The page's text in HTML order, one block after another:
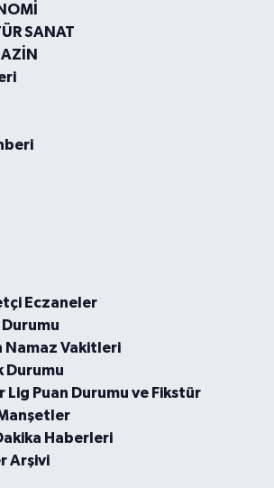
SANAT
Eczaneler
Durumu
Namaz Vakitleri
Durumu
Lig Puan Durumu ve Fikstür
Haberleri
Arşivi